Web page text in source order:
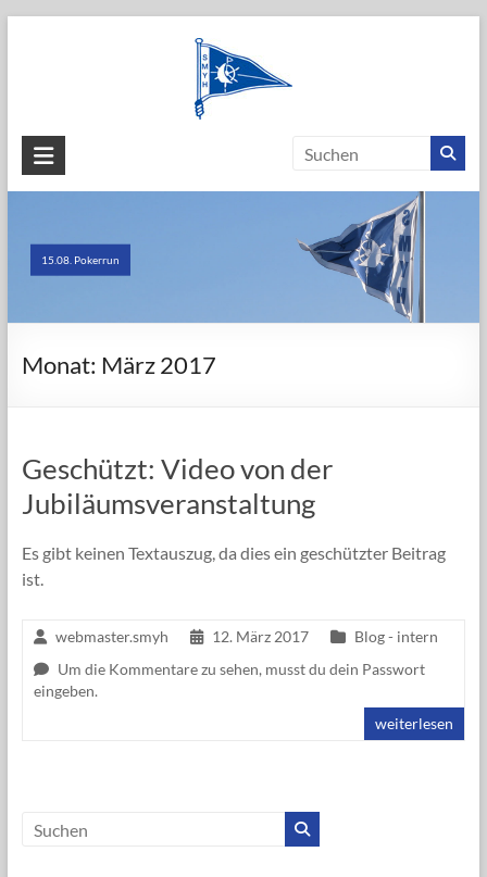
SEGEL-
UND
MOTORYACHT-
CLUB
HÖRI
e.V.
15.08. Pokerrun
Monat: März 2017
Geschützt: Video von der
Jubiläumsveranstaltung
Es gibt keinen Textauszug, da dies ein geschützter Beitrag
ist.
webmaster.smyh 12. März 2017
Blog - intern
Um die Kommentare zu sehen, musst du dein Passwort
eingeben.
weiterlesen